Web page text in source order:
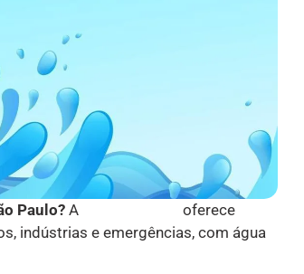
Paulo? A
oferece
indústrias e emergências, com água